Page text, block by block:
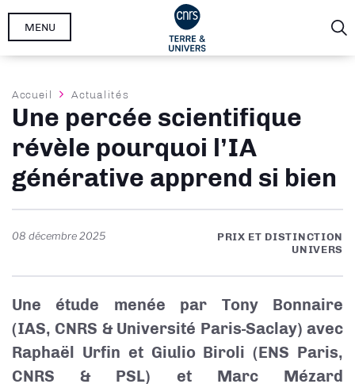
Aller
MENU
Fil
d'Ariane
Accueil Actualités
Une percée scientifique
révèle pourquoi l’IA
générative apprend si bien
08 décembre 2025
PRIX ET DISTINCTION
UNIVERS
Une étude menée par Tony Bonnaire
(IAS, CNRS & Université Paris-Saclay) avec
Raphaël Urfin et Giulio Biroli (ENS Paris,
CNRS & PSL) et Marc Mézard